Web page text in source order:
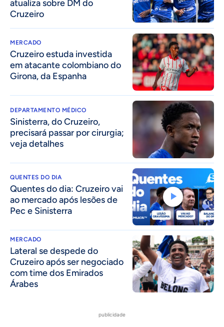
atualiza sobre DM do
Cruzeiro
MERCADO
Cruzeiro estuda investida
em atacante colombiano do
Girona, da Espanha
DEPARTAMENTO MÉDICO
Sinisterra, do Cruzeiro,
precisará passar por cirurgia;
veja detalhes
QUENTES DO DIA
Quentes do dia: Cruzeiro vai
ao mercado após lesões de
Pec e Sinisterra
MERCADO
Lateral se despede do
Cruzeiro após ser negociado
com time dos Emirados
Árabes
publicidade